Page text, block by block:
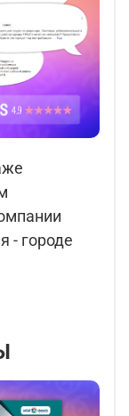
- городе